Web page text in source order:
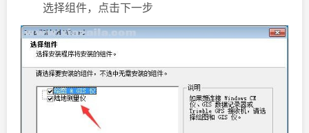
选择组件，点击下一步